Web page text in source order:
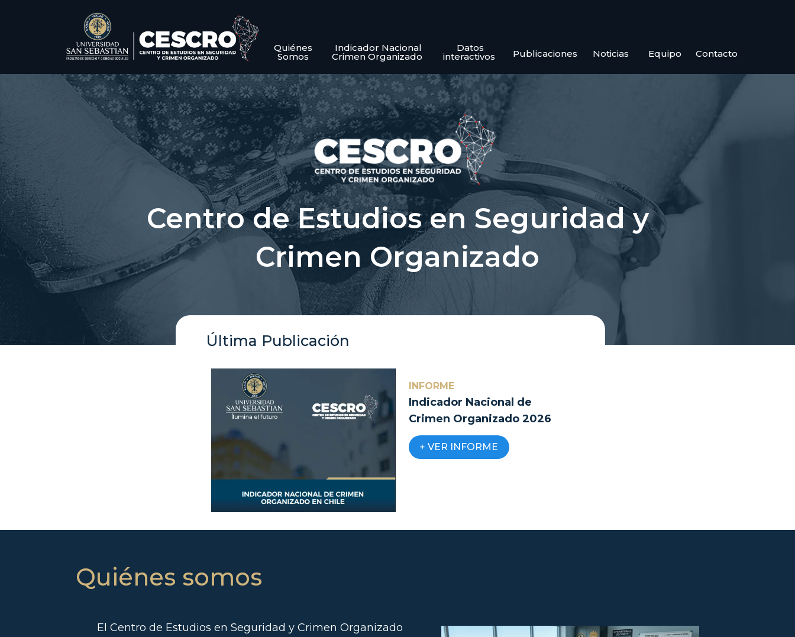
Quiénes
Somos
Indicador Nacional
Crimen Organizado
Datos
interactivos Publicaciones Noticias Equipo Contacto
Centro de Estudios en Seguridad y
Crimen Organizado
Última Publicación
INFORME
Indicador Nacional de
Crimen Organizado 2026
+ VER INFORME
Quiénes somos
El Centro de Estudios en Seguridad y Crimen Organizado